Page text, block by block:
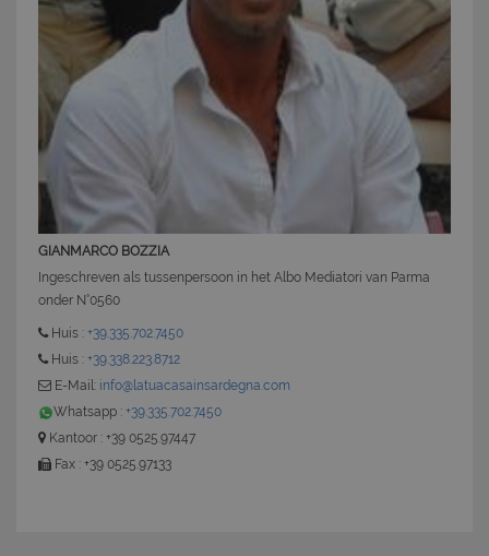
GIANMARCO BOZZIA
Ingeschreven als tussenpersoon in het Albo Mediatori van Parma
onder N°0560
Huis : +39.335.702.7450
Huis : +39.338.223.8712
E-Mail: info@latuacasainsardegna.com
Whatsapp : +39.335.702.7450
Kantoor : +39 0525.97447
Fax : +39 0525.97133
www.latuacasainsardegna.com